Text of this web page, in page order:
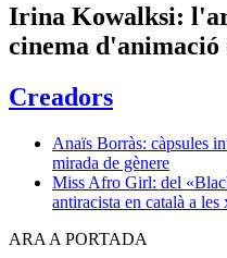
Irina Kowalksi:
cinema d'animació
Creadors
Anaïs Borràs: càpsules
mirada de gènere
Miss Afro Girl: del
antiracista en català a les
ARA A PORTADA